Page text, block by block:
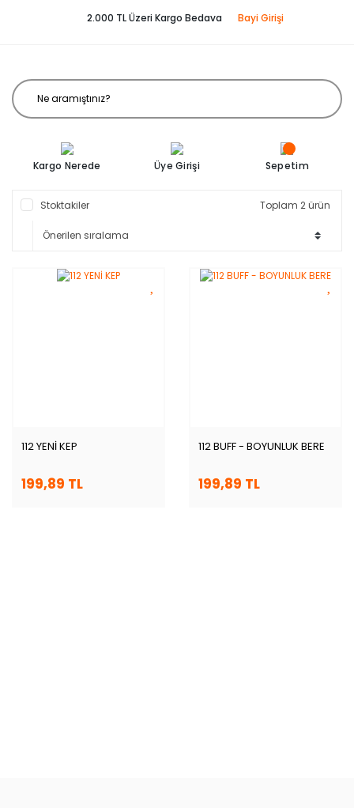
2.000 TL Üzeri Kargo Bedava Bayi Girişi
Kargo Nerede Üye Girişi Sepetim
Stoktakiler Toplam 2 ürün
112 YENİ KEP
199,89 TL
112 BUFF - BOYUNLUK BERE
199,89 TL